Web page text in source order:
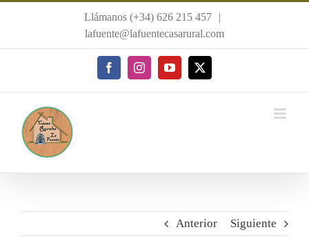
Llámanos (+34) 626 215 457
|
lafuente@lafuentecasarural.com
FacebookInstagramYouTube
X
Anterior Siguiente